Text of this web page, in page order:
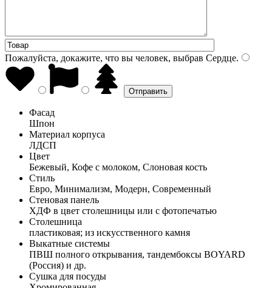
Пожалуйста, докажите, что вы человек, выбрав Сердце.
Фасад
Шпон
Материал корпуса
ЛДСП
Цвет
Бежевый, Кофе с молоком, Слоновая кость
Стиль
Евро, Минимализм, Модерн, Современный
Стеновая панель
ХДФ в цвет столешницы или с фотопечатью
Столешница
пластиковая; из искусственного камня
Выкатные системы
ПВШ полного открывания, тандембоксы BOYARD
(Россия) и др.
Сушка для посуды